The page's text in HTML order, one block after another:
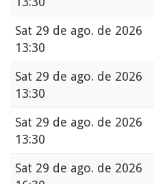
Sat 29 de ago. de 2026
13:30
Sat 29 de ago. de 2026
13:30
Sat 29 de ago. de 2026
13:30
Sat 29 de ago. de 2026